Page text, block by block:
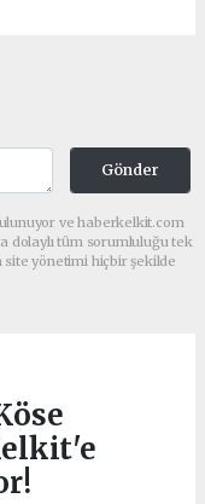
Gönder
ve haberkelkit.com
dolaylı tüm sorumluluğu tek
site yönetimi hiçbir şekilde